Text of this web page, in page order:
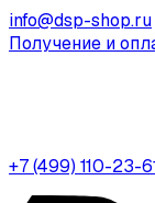
info@dsp-shop.ru
Получение и
+7 (499) 110-23-